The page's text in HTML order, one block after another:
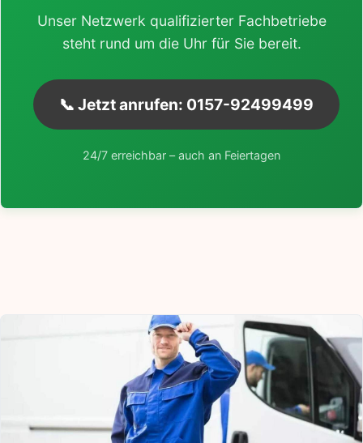
Unser Netzwerk qualifizierter Fachbetriebe
steht rund um die Uhr für Sie bereit.
📞 Jetzt anrufen: 0157-92499499
24/7 erreichbar – auch an Feiertagen